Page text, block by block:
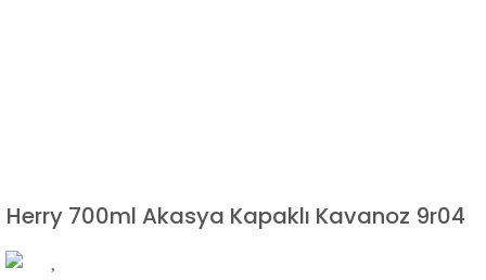
Herry 700ml Akasya Kapaklı Kavanoz 9r04